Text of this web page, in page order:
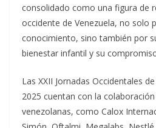
consolidado como una figura de
occidente de Venezuela, no solo
conocimiento, sino también por
bienestar infantil y su
Las XXII Jornadas Occidentales
2025 cuentan con la
venezolanas, como Calox